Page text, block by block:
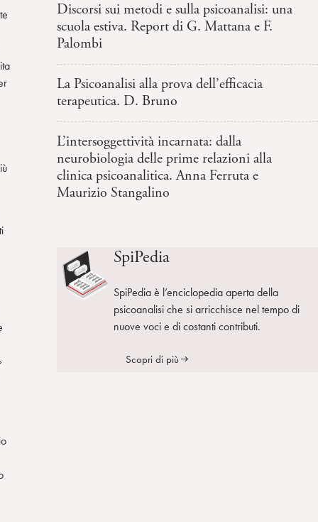
Discorsi sui metodi e sulla psicoanalisi: una
scuola estiva. Report di G. Mattana e F.
Palombi
La Psicoanalisi alla prova dell’efficacia
terapeutica. D. Bruno
L’intersoggettività incarnata: dalla
neurobiologia delle prime relazioni alla
clinica psicoanalitica. Anna Ferruta e
Maurizio Stangalino
SpiPedia
SpiPedia è l’enciclopedia aperta della
psicoanalisi che si arricchisce nel tempo di
nuove voci e di costanti contributi.
Scopri di più